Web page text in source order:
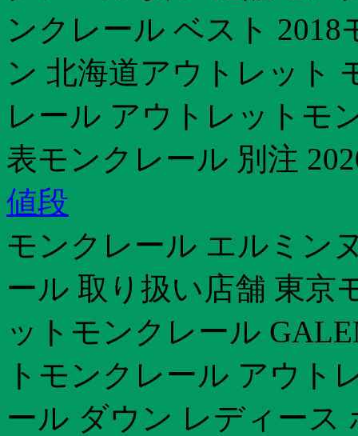
ンクレール ベスト
ン 北海道アウトレット
レール アウトレットモ
表モンクレール 別注
値段
モンクレール エルミン
ール 取り扱い店舗 東京
ットモンクレール
トモンクレール アウト
ール ダウン レディース